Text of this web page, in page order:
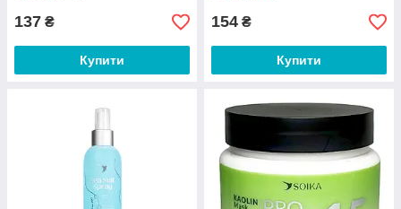
137 ₴
Купити
154 ₴
Купити